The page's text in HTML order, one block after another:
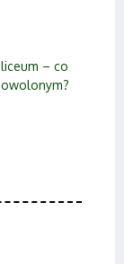
– co